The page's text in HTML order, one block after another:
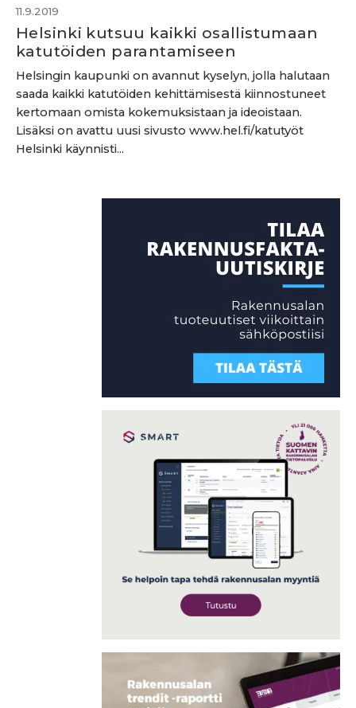
11.9.2019
Helsinki kutsuu kaikki osallistumaan
katutöiden parantamiseen
Helsingin kaupunki on avannut kyselyn, jolla halutaan
saada kaikki katutöiden kehittämisestä kiinnostuneet
kertomaan omista kokemuksistaan ja ideoistaan.
Lisäksi on avattu uusi sivusto www.hel.fi/katutyöt
Helsinki käynnisti...